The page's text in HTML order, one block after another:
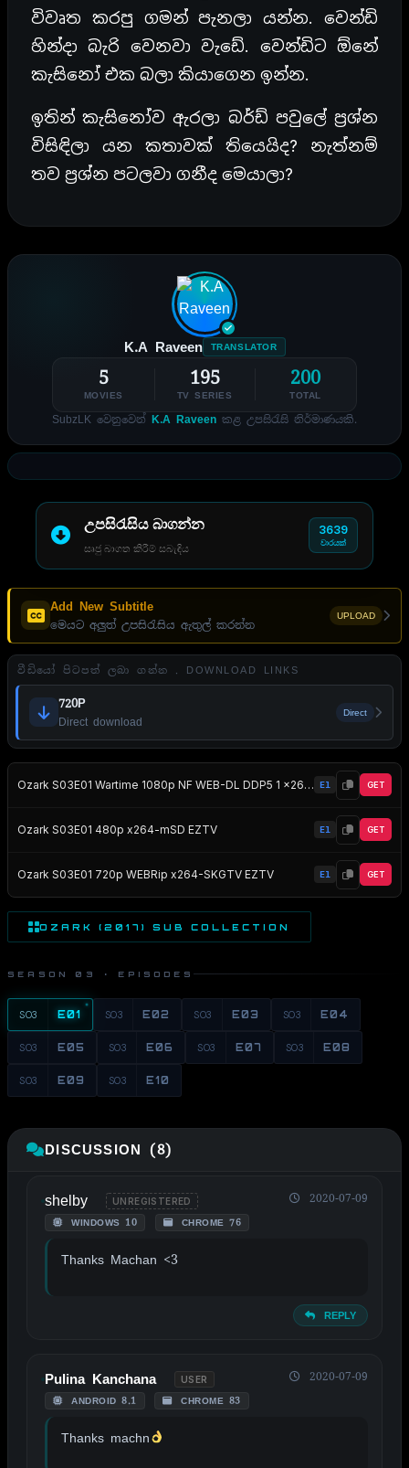
විවෘත කරපු ගමන් පැනලා යන්න. වෙන්ඩි
හින්දා බැරි වෙනවා වැඩේ. වෙන්ඩිට ඕනේ
කැසිනෝ එක බලා කියාගෙන ඉන්න.
ඉතින් කැසිනෝව ඇරලා බර්ඩ් පවුලේ ප්‍රශ්න
විසිඳිලා යන කතාවක් තියෙයිද? නැත්නම්
තව ප්‍රශ්න පටලවා ගනීද මෙයාලා?
K.A Raveen TRANSLATOR
5
MOVIES
195
TV SERIES
200
TOTAL
SubzLK වෙනුවෙන් K.A Raveen කළ උපසිරැසි නිර්මාණයකි.
උපසිරැසිය බාගන්න
සෘජු බාගත කිරීම් සබැඳිය
3639
වාරයක්
Add New Subtitle
මෙයට අලුත් උපසිරැසිය ඇතුල් කරන්න
UPLOAD
වීඩියෝ පිටපත් ලබා ගන්න . DOWNLOAD LINKS
720P
Direct download
Direct
Ozark S03E01 Wartime 1080p NF WEB-DL DDP5 1 x264-NTb EZTV E1 GET
Ozark S03E01 480p x264-mSD EZTV E1 GET
Ozark S03E01 720p WEBRip x264-SKGTV EZTV E1 GET
OZARK (2017) SUB COLLECTION
SEASON 03 · EPISODES
S03 E01 S03 E02 S03 E03 S03 E04
S03 E05 S03 E06 S03 E07 S03 E08
S03 E09 S03 E10
DISCUSSION (8)
shelby UNREGISTERED
WINDOWS 10 CHROME 76
2020-07-09
Thanks Machan <3
REPLY
Pulina Kanchana USER
ANDROID 8.1 CHROME 83
2020-07-09
Thanks machn